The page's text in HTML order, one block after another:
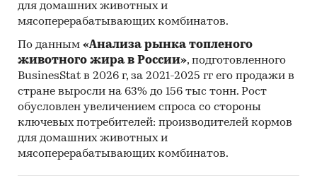
для домашних животных и
мясоперерабатывающих комбинатов.
По данным «Анализа рынка топленого
животного жира в России», подготовленного
BusinesStat в 2026 г, за 2021-2025 гг его продажи в
стране выросли на 63% до 156 тыс тонн. Рост
обусловлен увеличением спроса со стороны
ключевых потребителей: производителей кормов
для домашних животных и
мясоперерабатывающих комбинатов.